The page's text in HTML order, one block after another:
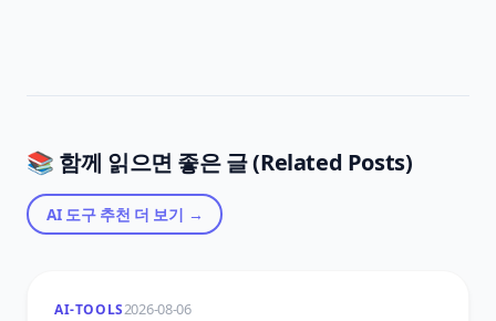
📚 함께 읽으면 좋은 글 (Related Posts)
AI 도구 추천 더 보기 →
AI-TOOLS2026-08-06